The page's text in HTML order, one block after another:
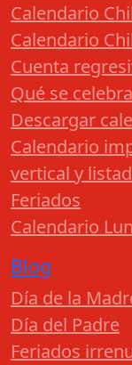
Calendario
Calendario
Cuenta
Qué se
Descargar
Calendario
vertical y
Feriados
Calendario
Blog
Día de la
Día del Padre
Feriados